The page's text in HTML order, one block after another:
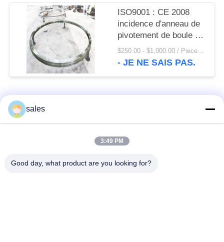
ISO9001 : CE 2008
incidence d'anneau de
pivotement de boule de
contact de quatre
points
$250.00 - $1,000.00 / Piece MOQ:1 morceau/morceaux
- JE NE SAIS PAS.
Catégories populaires
Pignon biseauté
vitesse de périmètre
Bâtis et pièces
sales
3:49 PM
Good day, what product are you looking for?